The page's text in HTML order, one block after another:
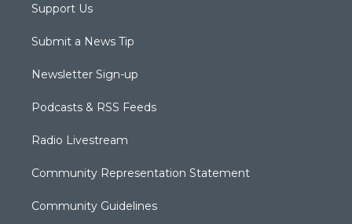
Support Us
Submit a News Tip
Newsletter Sign-up
Podcasts & RSS Feeds
Radio Livestream
Community Representation Statement
Community Guidelines